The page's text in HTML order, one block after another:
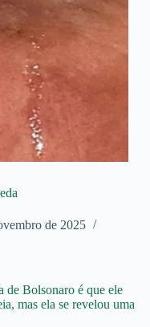
de 2025
de Bolsonaro é que ele
mas ela se revelou uma